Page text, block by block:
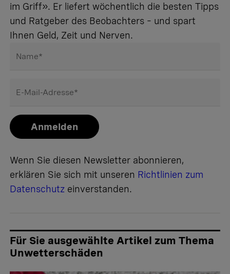
im Griff». Er liefert wöchentlich die besten Tipps
und Ratgeber des Beobachters – und spart
Ihnen Geld, Zeit und Nerven.
Name*
E-Mail-Adresse*
Anmelden
Wenn Sie diesen Newsletter abonnieren,
erklären Sie sich mit unseren Richtlinien zum
Datenschutz einverstanden.
Für Sie ausgewählte Artikel zum Thema
Unwetterschäden